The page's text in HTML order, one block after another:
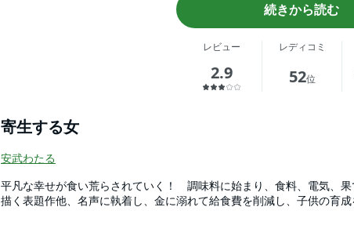
続きから読む
レビュー レディコミ
2.9 52位
寄生する女
安武わたる
平凡な幸せが食い荒らされていく！ 調味料に始まり、食料、電気、
描く表題作他、名声に執着し、金に溺れて給食費を削減し、子供の育